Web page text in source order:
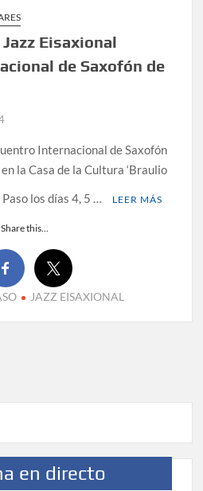
Eisaxional
de Saxofón de
Internacional de Saxofón
la Casa de la Cultura ‘Braulio
los días 4, 5 …
LEER MÁS
Share this...
JAZZ EISAXIONAL
en directo